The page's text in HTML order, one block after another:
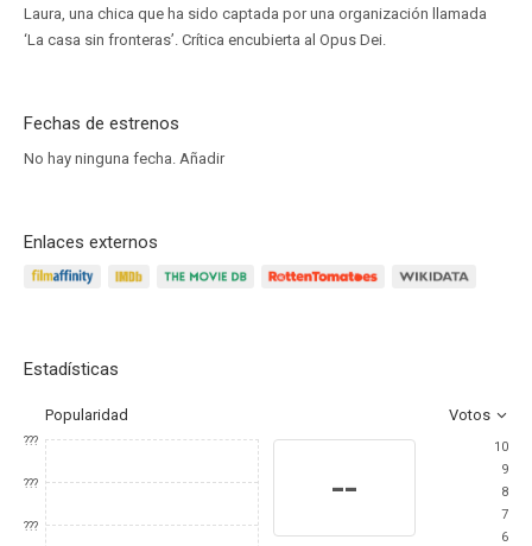
Laura, una chica que ha sido captada por una organización llamada
‘La casa sin fronteras’. Crítica encubierta al Opus Dei.
Fechas de estrenos
No hay ninguna fecha. Añadir
Enlaces externos
Estadísticas
Popularidad Votos
???
???
???
--
10
9
8
7
6